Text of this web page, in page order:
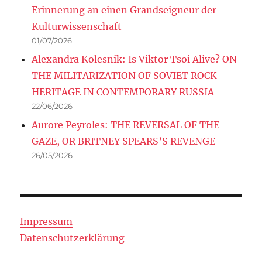
Erinnerung an einen Grandseigneur der
Kulturwissenschaft
01/07/2026
Alexandra Kolesnik: Is Viktor Tsoi Alive? ON
THE MILITARIZATION OF SOVIET ROCK
HERITAGE IN CONTEMPORARY RUSSIA
22/06/2026
Aurore Peyroles: THE REVERSAL OF THE
GAZE, OR BRITNEY SPEARS’S REVENGE
26/05/2026
Impressum
Datenschutzerklärung